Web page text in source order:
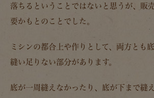
落ちるということではないと思うが、販
要かもとのことでした。
ミシンの都合上や作りとして、両方とも
縫い足りない部分があります。
底が一周縫えなかったり、底が下まで縫